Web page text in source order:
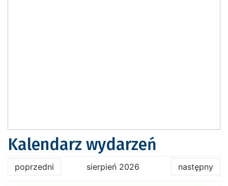
Kalendarz wydarzeń
poprzedni sierpień 2026 następny